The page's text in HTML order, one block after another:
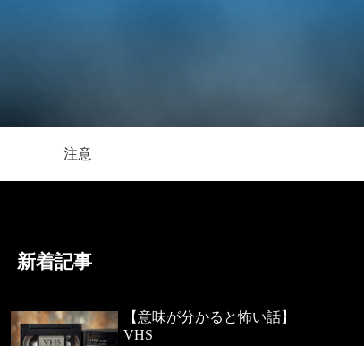
注意
新着記事
【意味が分かると怖い話】
VHS